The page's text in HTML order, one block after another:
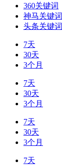
360关键词
神马关键词
头条关键词
7天
30天
3个月
7天
30天
3个月
7天
30天
3个月
7天